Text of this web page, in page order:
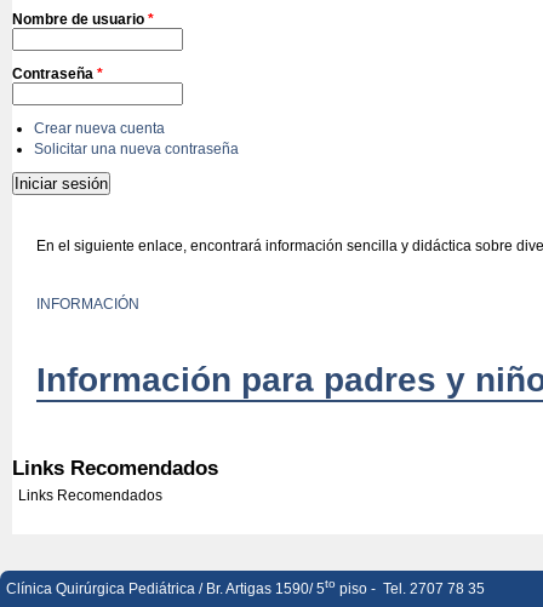
Nombre de usuario *
Contraseña *
Crear nueva cuenta
Solicitar una nueva contraseña
En el siguiente enlace, encontrará información sencilla y didáctica sobre
INFORMACIÓN
Información para padres y
Links Recomendados
Links Recomendados
Clínica Quirúrgica Pediátrica / Br. Artigas 1590/ 5to piso - Tel. 2707 78 35